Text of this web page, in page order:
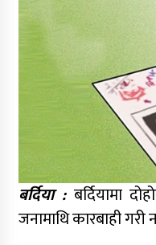
बर्दिया :बर्दियामा
जनामाथि कारबाही